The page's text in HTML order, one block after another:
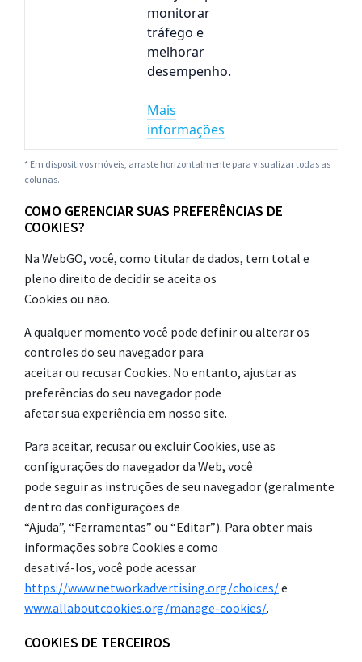
monitorar
tráfego e
melhorar
desempenho.
Mais
informações
* Em dispositivos móveis, arraste horizontalmente para visualizar todas as
colunas.
COMO GERENCIAR SUAS PREFERÊNCIAS DE
COOKIES?
Na WebGO, você, como titular de dados, tem total e
pleno direito de decidir se aceita os
Cookies ou não.
A qualquer momento você pode definir ou alterar os
controles do seu navegador para
aceitar ou recusar Cookies. No entanto, ajustar as
preferências do seu navegador pode
afetar sua experiência em nosso site.
Para aceitar, recusar ou excluir Cookies, use as
configurações do navegador da Web, você
pode seguir as instruções de seu navegador (geralmente
dentro das configurações de
“Ajuda”, “Ferramentas” ou “Editar”). Para obter mais
informações sobre Cookies e como
desativá-los, você pode acessar
https://www.networkadvertising.org/choices/e
www.allaboutcookies.org/manage-cookies/.
COOKIES DE TERCEIROS